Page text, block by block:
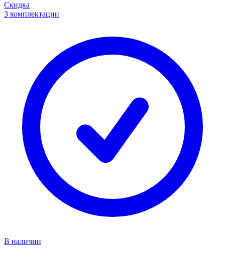
Скидка
3 комплектации
В наличии